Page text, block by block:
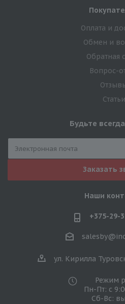
Оплата и
Обмен и
Обратная
Вопрос-
Статьи
Будьте
Заказать
Наши
+375-29-
ул. Кирилла
Режим
Пн-Пт: с
Сб-Вс: